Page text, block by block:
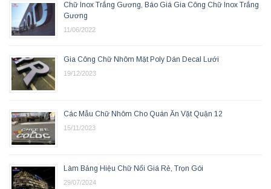
Chữ Inox Trắng Gương, Báo Giá Gia Công Chữ Inox Trắng
Gương
11/06/2022
Gia Công Chữ Nhôm Mặt Poly Dán Decal Lưới
19/12/2023
Các Mẫu Chữ Nhôm Cho Quán Ăn Vặt Quận 12
15/11/2023
Làm Bảng Hiệu Chữ Nổi Giá Rẻ, Trọn Gói
29/07/2024